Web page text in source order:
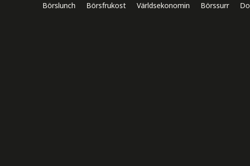
Börslunch Börsfrukost Världsekonomin Börssurr